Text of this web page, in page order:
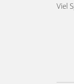
Viel